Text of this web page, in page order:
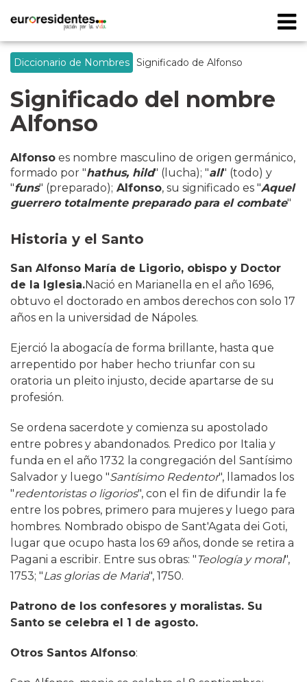
Diccionario de Nombres Significado de Alfonso
Significado del nombre
Alfonso
Alfonso es nombre masculino de origen germánico,
formado por "hathus, hild" (lucha); "all" (todo) y
"funs" (preparado); Alfonso, su significado es "Aquel
guerrero totalmente preparado para el combate"
Historia y el Santo
San Alfonso María de Ligorio, obispo y Doctor
de la Iglesia.Nació en Marianella en el año 1696,
obtuvo el doctorado en ambos derechos con solo 17
años en la universidad de Nápoles.
Ejerció la abogacía de forma brillante, hasta que
arrepentido por haber hecho triunfar con su
oratoria un pleito injusto, decide apartarse de su
profesión.
Se ordena sacerdote y comienza su apostolado
entre pobres y abandonados. Predico por Italia y
funda en el año 1732 la congregación del Santísimo
Salvador y luego "Santísimo Redentor", llamados los
"redentoristas o ligorios", con el fin de difundir la fe
entre los pobres, primero para mujeres y luego para
hombres. Nombrado obispo de Sant'Agata dei Goti,
lugar que ocupo hasta los 69 años, donde se retira a
Pagani a escribir. Entre sus obras: "Teología y moral",
1753; "Las glorias de Maria", 1750.
Patrono de los confesores y moralistas. Su
Santo se celebra el 1 de agosto.
Otros Santos Alfonso: